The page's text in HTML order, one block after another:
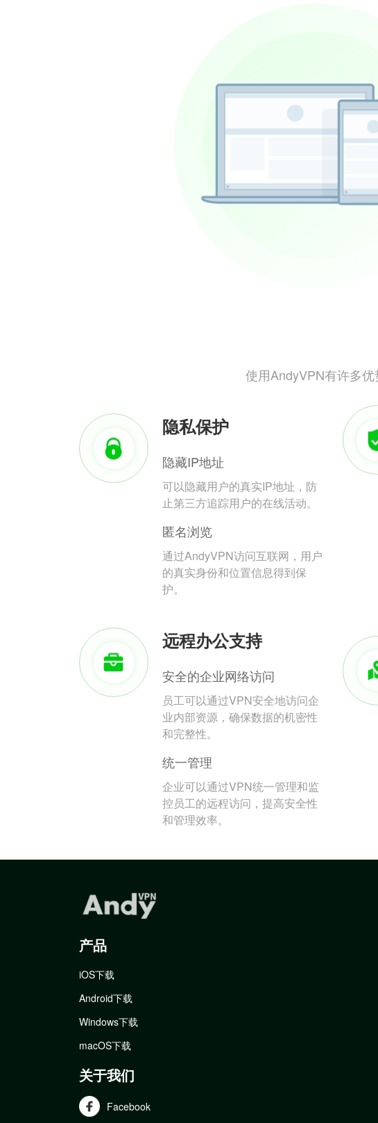
使用AndyVPN有许多
隐私保护
隐藏IP地址
可以隐藏用户的真实IP地址，防
止第三方追踪用户的在线活动。
匿名浏览
通过AndyVPN访问互联网，用户
的真实身份和位置信息得到保
护。
远程办公支持
安全的企业网络访问
员工可以通过VPN安全地访问企
业内部资源，确保数据的机密性
和完整性。
统一管理
企业可以通过VPN统一管理和监
控员工的远程访问，提高安全性
和管理效率。
产品
iOS下载
Android下载
Windows下载
macOS下载
关于我们
Facebook